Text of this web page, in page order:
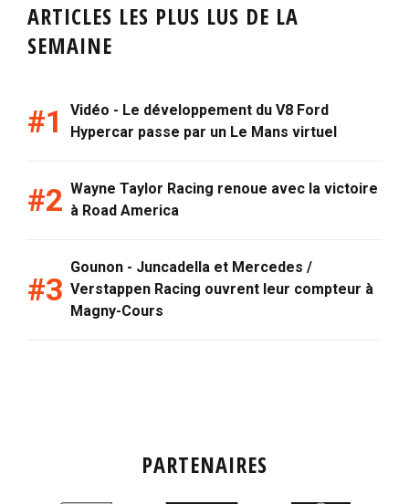
ARTICLES LES PLUS LUS DE LA
SEMAINE
Vidéo - Le développement du V8 Ford
Hypercar passe par un Le Mans virtuel
Wayne Taylor Racing renoue avec la victoire
à Road America
Gounon - Juncadella et Mercedes /
Verstappen Racing ouvrent leur compteur à
Magny-Cours
PARTENAIRES